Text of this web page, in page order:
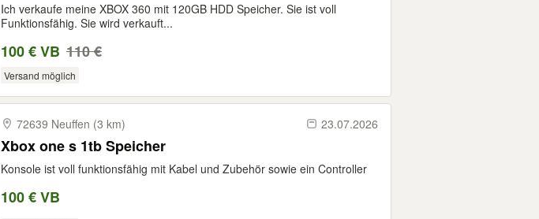
Ich verkaufe meine XBOX 360 mit 120GB HDD Speicher. Sie ist voll
Funktionsfähig. Sie wird verkauft...
100 € VB 110 €
Versand möglich
72639 Neuffen (3 km) 23.07.2026
Xbox one s 1tb Speicher
Konsole ist voll funktionsfähig mit Kabel und Zubehör sowie ein Controller
100 € VB